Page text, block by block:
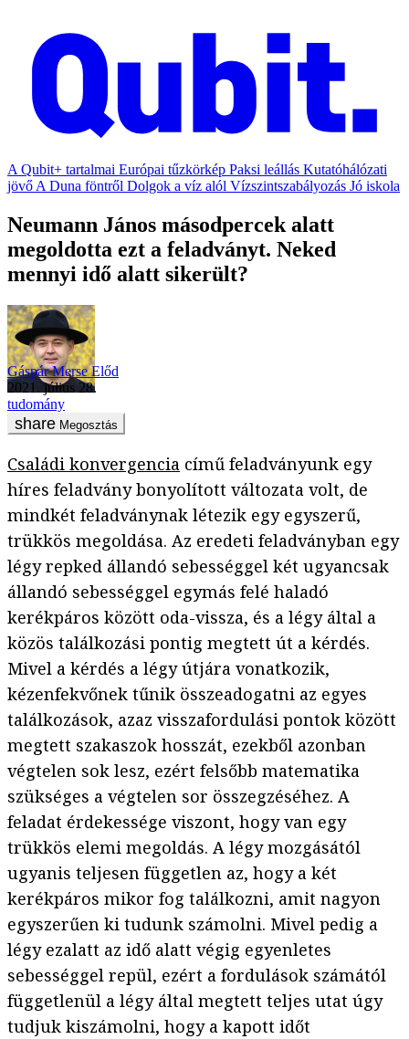
A Qubit+ tartalmai Európai tűzkörkép Paksi leállás Kutatóhálózati
jövő A Duna föntről Dolgok a víz alól Vízszintszabályozás Jó iskola
Neumann János másodpercek alatt
megoldotta ezt a feladványt. Neked
mennyi idő alatt sikerült?
Gáspár Merse Előd
2021. július 28.
tudomány
Megosztás
Családi konvergencia című feladványunk egy
híres feladvány bonyolított változata volt, de
mindkét feladványnak létezik egy egyszerű,
trükkös megoldása. Az eredeti feladványban egy
légy repked állandó sebességgel két ugyancsak
állandó sebességgel egymás felé haladó
kerékpáros között oda-vissza, és a légy által a
közös találkozási pontig megtett út a kérdés.
Mivel a kérdés a légy útjára vonatkozik,
kézenfekvőnek tűnik összeadogatni az egyes
találkozások, azaz visszafordulási pontok között
megtett szakaszok hosszát, ezekből azonban
végtelen sok lesz, ezért felsőbb matematika
szükséges a végtelen sor összegzéséhez. A
feladat érdekessége viszont, hogy van egy
trükkös elemi megoldás. A légy mozgásától
ugyanis teljesen független az, hogy a két
kerékpáros mikor fog találkozni, amit nagyon
egyszerűen ki tudunk számolni. Mivel pedig a
légy ezalatt az idő alatt végig egyenletes
sebességgel repül, ezért a fordulások számától
függetlenül a légy által megtett teljes utat úgy
tudjuk kiszámolni, hogy a kapott időt